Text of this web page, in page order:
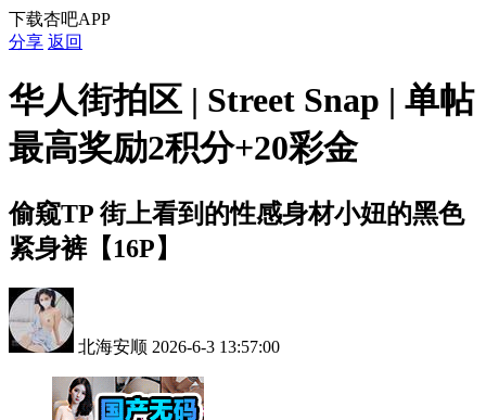
下载杏吧APP
分享 返回
华人街拍区 | Street Snap | 单帖
最高奖励2积分+20彩金
偷窥TP 街上看到的性感身材小妞的黑色
紧身裤【16P】
北海安顺 2026-6-3 13:57:00